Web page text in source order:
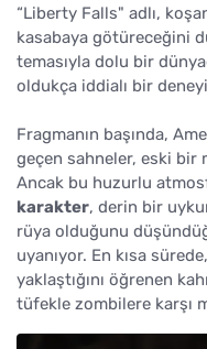
“Liberty Falls" adlı,
kasabaya götüreceğini
temasıyla dolu bir
oldukça iddialı bir
Fragmanın başında,
geçen sahneler, eski bir
Ancak bu huzurlu
karakter, derin bir
rüya olduğunu
uyanıyor. En kısa
yaklaştığını öğrenen
tüfekle zombilere karşı